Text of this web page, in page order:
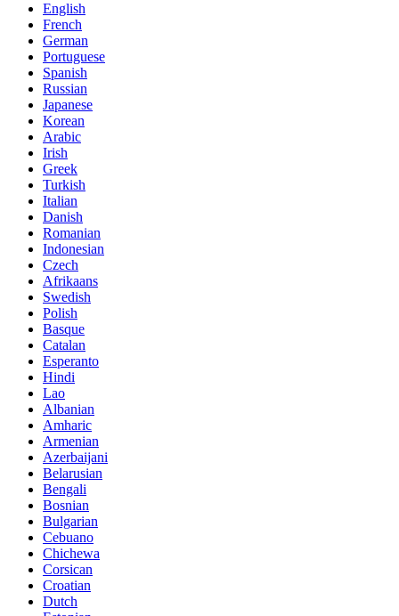
English
French
German
Portuguese
Spanish
Russian
Japanese
Korean
Arabic
Irish
Greek
Turkish
Italian
Danish
Romanian
Indonesian
Czech
Afrikaans
Swedish
Polish
Basque
Catalan
Esperanto
Hindi
Lao
Albanian
Amharic
Armenian
Azerbaijani
Belarusian
Bengali
Bosnian
Bulgarian
Cebuano
Chichewa
Corsican
Croatian
Dutch